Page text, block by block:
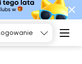
Logowanie
9 osób poleca